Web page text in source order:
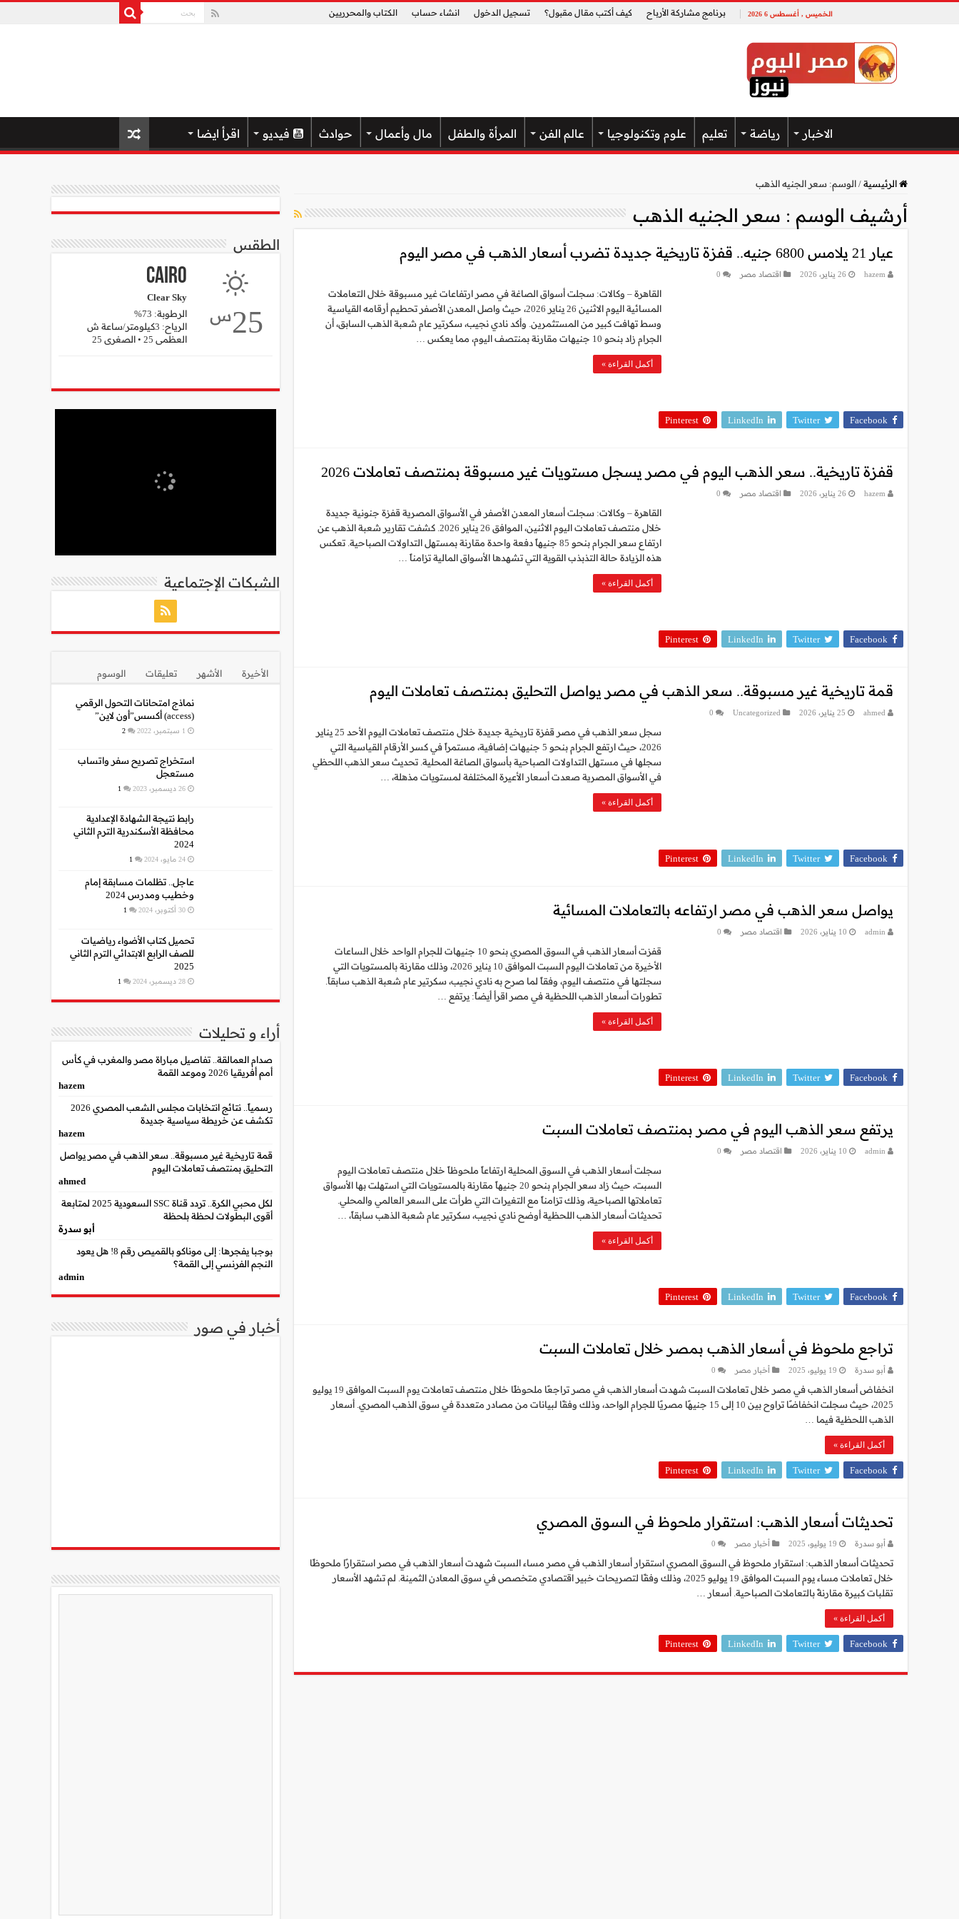
الخميس , أغسطس 6 2026 برنامج مشاركة الأرباح كيف أكتب مقال مقبول؟ تسجيل الدخول انشاء حساب الكتاب والمحرريين
الاخبار رياضة تعليم علوم وتكنولوجيا عالم الفن المرأة والطفل مال وأعمال حوادث فيديو اقرأ ايضا
الرئيسية/الوسم: سعر الجنيه الذهب
أرشيف الوسم : سعر الجنيه الذهب
عيار 21 يلامس 6800 جنيه.. قفزة تاريخية جديدة تضرب أسعار الذهب في مصر اليوم
hazem 26 يناير، 2026 اقتصاد مصر 0
القاهرة – وكالات: سجلت أسواق الصاغة في مصر ارتفاعات غير مسبوقة خلال التعاملات
المسائية اليوم الاثنين 26 يناير 2026، حيث واصل المعدن الأصفر تحطيم أرقامه القياسية
وسط تهافت كبير من المستثمرين. وأكد نادي نجيب، سكرتير عام شعبة الذهب السابق، أن
الجرام زاد بنحو 10 جنيهات مقارنة بمنتصف اليوم، مما يعكس …
أكمل القراءة »
Facebook
Twitter
LinkedIn
Pinterest
قفزة تاريخية.. سعر الذهب اليوم في مصر يسجل مستويات غير مسبوقة بمنتصف تعاملات 2026
hazem 26 يناير، 2026 اقتصاد مصر 0
القاهرة – وكالات: سجلت أسعار المعدن الأصفر في الأسواق المصرية قفزة جنونية جديدة
خلال منتصف تعاملات اليوم الاثنين، الموافق 26 يناير 2026. كشفت تقارير شعبة الذهب عن
ارتفاع سعر الجرام بنحو 85 جنيهاً دفعة واحدة مقارنة بمستهل التداولات الصباحية. تعكس
هذه الزيادة حالة التذبذب القوية التي تشهدها الأسواق المالية تزامناً …
أكمل القراءة »
Facebook
Twitter
LinkedIn
Pinterest
قمة تاريخية غير مسبوقة.. سعر الذهب في مصر يواصل التحليق بمنتصف تعاملات اليوم
ahmed 25 يناير، 2026 Uncategorized
0
سجل سعر الذهب في مصر قفزة تاريخية جديدة خلال منتصف تعاملات اليوم الأحد 25 يناير
2026، حيث ارتفع الجرام بنحو 5 جنيهات إضافية، مستمراً في كسر الأرقام القياسية التي
سجلها في مستهل التداولات الصباحية بأسواق الصاغة المحلية. تحديث سعر الذهب اللحظي
في الأسواق المصرية صعدت أسعار الأعيرة المختلفة لمستويات مذهلة، …
أكمل القراءة »
Facebook
Twitter
LinkedIn
Pinterest
يواصل سعر الذهب في مصر ارتفاعه بالتعاملات المسائية
admin 10 يناير، 2026 اقتصاد مصر 0
قفزت أسعار الذهب في السوق المصري بنحو 10 جنيهات للجرام الواحد خلال الساعات
الأخيرة من تعاملات اليوم السبت الموافق 10 يناير 2026، وذلك مقارنة بالمستويات التي
سجلتها في منتصف اليوم، وفقاً لما صرح به نادي نجيب، سكرتير عام شعبة الذهب سابقاً.
تطورات أسعار الذهب اللحظية في مصر اقرأ أيضاً: يرتفع …
أكمل القراءة »
Facebook
Twitter
LinkedIn
Pinterest
يرتفع سعر الذهب اليوم في مصر بمنتصف تعاملات السبت
admin 10 يناير، 2026 اقتصاد مصر 0
سجلت أسعار الذهب في السوق المحلية ارتفاعاً ملحوظاً خلال منتصف تعاملات اليوم
السبت، حيث زاد سعر الجرام بنحو 20 جنيهاً مقارنة بالمستويات التي استهلت بها الأسواق
تعاملاتها الصباحية، وذلك تزامناً مع التغيرات التي طرأت على السعر العالمي والمحلي.
تحديثات أسعار الذهب اللحظية أوضح نادي نجيب، سكرتير عام شعبة الذهب سابقاً، …
أكمل القراءة »
Facebook
Twitter
LinkedIn
Pinterest
تراجع ملحوظ في أسعار الذهب بمصر خلال تعاملات السبت
أبو سدرة 19 يوليو، 2025 أخبار مصر 0
انخفاض أسعار الذهب في مصر خلال تعاملات السبت شهدت أسعار الذهب في مصر تراجعًا ملحوظًا خلال منتصف تعاملات يوم السبت الموافق 19 يوليو
2025، حيث سجلت انخفاضًا تراوح بين 10 إلى 15 جنيهًا مصريًا للجرام الواحد، وذلك وفقًا لبيانات من مصادر متعددة في سوق الذهب المصري. أسعار
الذهب اللحظية فيما …
أكمل القراءة »
Facebook
Twitter
LinkedIn
Pinterest
تحديثات أسعار الذهب: استقرار ملحوظ في السوق المصري
أبو سدرة 19 يوليو، 2025 أخبار مصر 0
تحديثات أسعار الذهب: استقرار ملحوظ في السوق المصري استقرار أسعار الذهب في مصر مساء السبت شهدت أسعار الذهب في مصر استقرارًا ملحوظًا
خلال تعاملات مساء يوم السبت الموافق 19 يوليو 2025، وذلك وفقًا لتصريحات خبير اقتصادي متخصص في سوق المعادن الثمينة. لم تشهد الأسعار
تقلبات كبيرة مقارنةً بالتعاملات الصباحية. أسعار …
أكمل القراءة »
Facebook
Twitter
LinkedIn
Pinterest
الطقس
25س
Cairo
Clear Sky
الرطوبة: 73%
الرياح: 3كيلومتر/ساعة ش
العظمى 25 • الصغرى 25
الشبكات الإجتماعية
الأخيرة الأشهر تعليقات الوسوم
نماذج امتحانات التحول الرقمي
(access) أكسس”أون لاين”
1 سبتمبر، 2022 2
استخراج تصريح سفر واتساب
مستعجل
26 ديسمبر، 2023 1
رابط نتيجة الشهادة الإعدادية
محافظة الأسكندرية الترم الثاني
2024
24 مايو، 2024 1
عاجل.. تظلمات مسابقة إمام
وخطيب ومدرس 2024
30 أكتوبر، 2024 1
تحميل كتاب الأضواء رياضيات
للصف الرابع الابتدائي الترم الثاني
2025
28 ديسمبر، 2024 1
أراء و تحليلات
صدام العمالقة.. تفاصيل مباراة مصر والمغرب في كأس
أمم أفريقيا 2026 وموعد القمة
hazem
رسمياً.. نتائج انتخابات مجلس الشعب المصري 2026
تكشف عن خريطة سياسية جديدة
hazem
قمة تاريخية غير مسبوقة.. سعر الذهب في مصر يواصل
التحليق بمنتصف تعاملات اليوم
ahmed
لكل محبي الكرة.. تردد قناة SSC السعودية 2025 لمتابعة
أقوى البطولات لحظة بلحظة
أبو سدرة
بوجبا يفجرها: إلى موناكو بالقميص رقم 8! هل يعود
النجم الفرنسي إلى القمة؟
admin
أخبار في صور